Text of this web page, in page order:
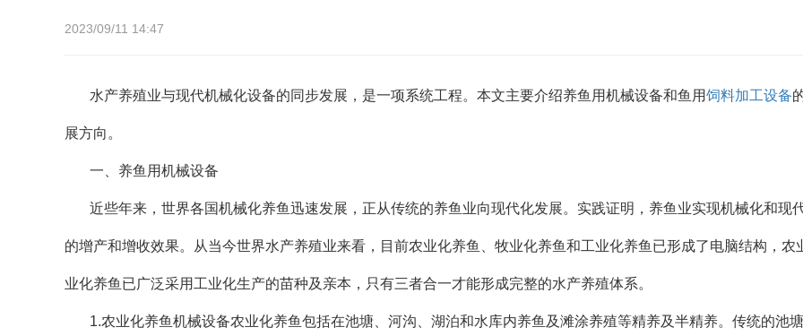
2023/09/11 14:47
水产养殖业与现代机械化设备的同步发展，是一项系统工程。本文主要介绍养鱼用机械设备和鱼用饲料加工设备
展方向。
一、养鱼用机械设备
近些年来，世界各国机械化养鱼迅速发展，正从传统的养鱼业向现代化发展。实践证明，养鱼业实现机械化和现
的增产和增收效果。从当今世界水产养殖业来看，目前农业化养鱼、牧业化养鱼和工业化养鱼已形成了电脑结构，农
业化养鱼已广泛采用工业化生产的苗种及亲本，只有三者合一才能形成完整的水产养殖体系。
1.农业化养鱼机械设备农业化养鱼包括在池塘、河沟、湖泊和水库内养鱼及滩涂养殖等精养及半精养。传统的池